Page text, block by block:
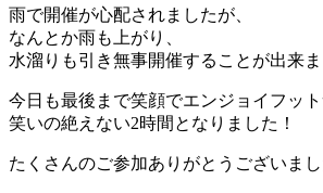
雨で開催が心配されましたが、
なんとか雨も上がり、
水溜りも引き無事開催することが出来ま
今日も最後まで笑顔でエンジョイフット
笑いの絶えない2時間となりました！
たくさんのご参加ありがとうございまし